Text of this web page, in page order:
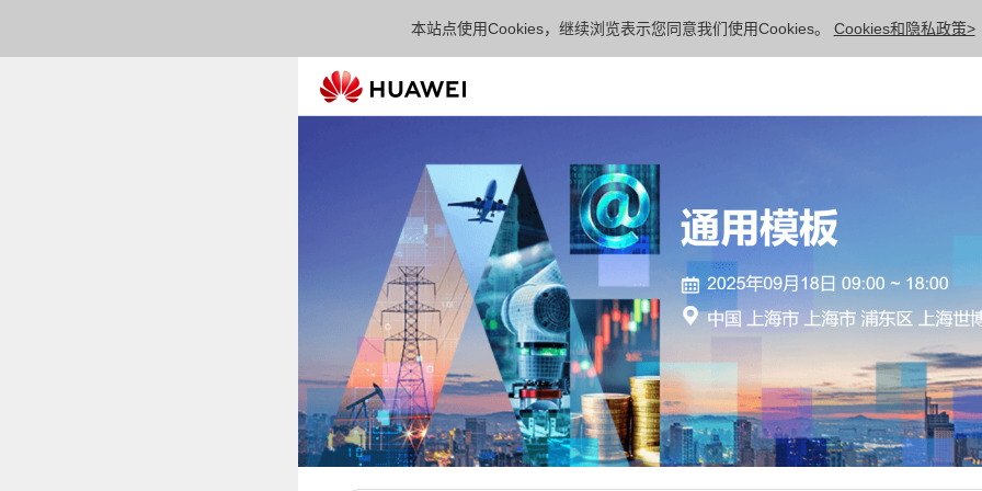
本站点使用Cookies，继续浏览表示您同意我们使用Cookies。 Cookies和隐私政策>